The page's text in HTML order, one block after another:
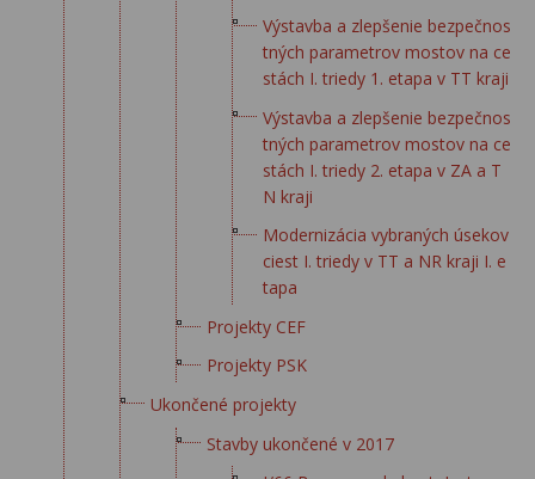
Výstavba a zlepšenie bezpečnos
tných parametrov mostov na ce
stách I. triedy 1. etapa v TT kraji
Výstavba a zlepšenie bezpečnos
tných parametrov mostov na ce
stách I. triedy 2. etapa v ZA a T
N kraji
Modernizácia vybraných úsekov
ciest I. triedy v TT a NR kraji I. e
tapa
Projekty CEF
Projekty PSK
Ukončené projekty
Stavby ukončené v 2017